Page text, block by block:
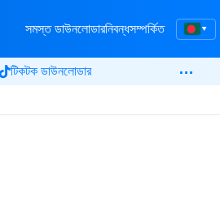
▾
সমস্ত ডাউনলোডারনিবন্ধসম্পর্কিত
টিকটক ডাউনলোডার …